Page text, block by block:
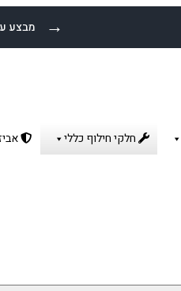
מבצע על →
חלקי חילוף כללי